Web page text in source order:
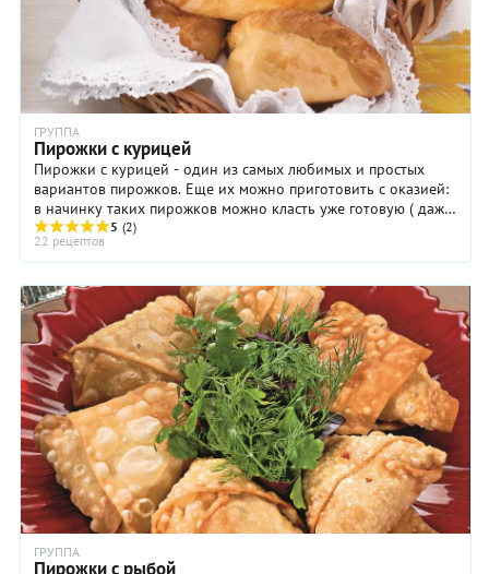
ГРУППА
Пирожки с курицей
Пирожки с курицей - один из самых любимых и простых
вариантов пирожков. Еще их можно приготовить с оказией:
в начинку таких пирожков можно класть уже готовую ( даже
покупную) курицу, либо ...
5 (2)
22 рецептов
ГРУППА
Пирожки с рыбой